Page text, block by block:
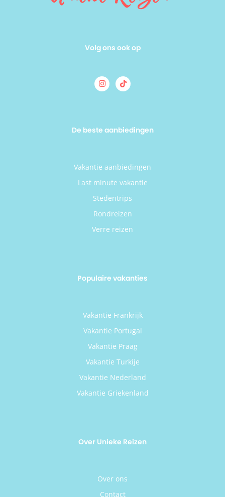
Volg ons ook op
De beste aanbiedingen
Vakantie aanbiedingen
Last minute vakantie
Stedentrips
Rondreizen
Verre reizen
Populaire vakanties
Vakantie Frankrijk
Vakantie Portugal
Vakantie Praag
Vakantie Turkije
Vakantie Nederland
Vakantie Griekenland
Over Unieke Reizen
Over ons
Contact